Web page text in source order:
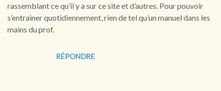
rassemblant ce qu’il y a sur ce site et d’autres. Pour pouvoir
s’entrainer quotidiennement, rien de tel qu’un manuel dans les
mains du prof.
RÉPONDRE